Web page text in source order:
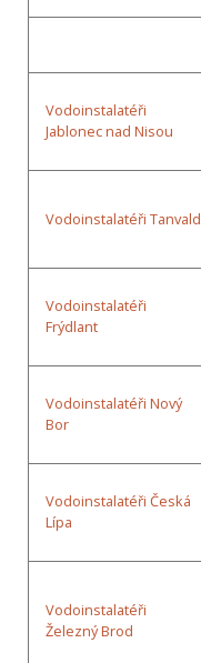
Vodoinstalatéři
Jablonec nad Nisou
Vodoinstalatéři Tanvald
Vodoinstalatéři
Frýdlant
Vodoinstalatéři Nový
Bor
Vodoinstalatéři Česká
Lípa
Vodoinstalatéři
Železný Brod